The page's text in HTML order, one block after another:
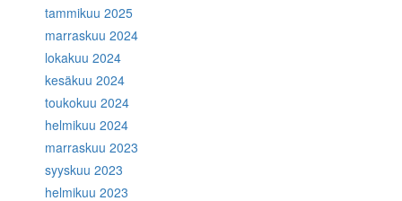
tammikuu 2025
marraskuu 2024
lokakuu 2024
kesäkuu 2024
toukokuu 2024
helmikuu 2024
marraskuu 2023
syyskuu 2023
helmikuu 2023